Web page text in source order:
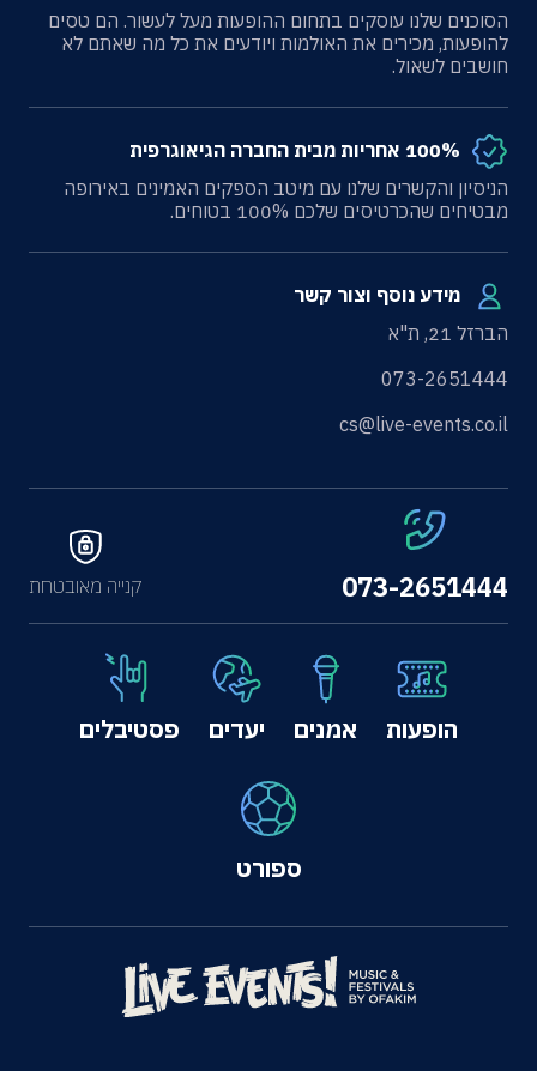
הסוכנים שלנו עוסקים בתחום ההופעות מעל לעשור. הם טסים
להופעות, מכירים את האולמות ויודעים את כל מה שאתם לא
חושבים לשאול.
100% אחריות מבית החברה הגיאוגרפית
הניסיון והקשרים שלנו עם מיטב הספקים האמינים באירופה
מבטיחים שהכרטיסים שלכם 100% בטוחים.
מידע נוסף וצור קשר
הברזל 21, ת"א
073-2651444
cs@live-events.co.il
073-2651444
הופעות אמנים יעדים פסטיבלים
ספורט
קנייה מאובטחת